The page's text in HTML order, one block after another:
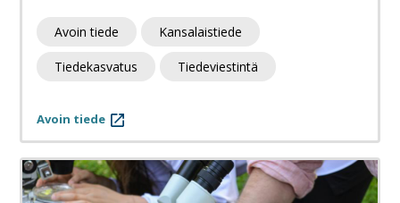
Avoin tiede Kansalaistiede
Tiedekasvatus Tiedeviestintä
Avoin tiede